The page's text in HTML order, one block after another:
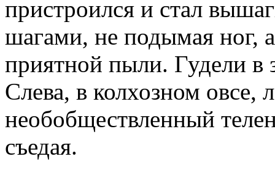
пристроился и стал
шагами, не подымая ног,
приятной пыли. Гудели
Слева, в колхозном овсе,
необобществленный
съедая.